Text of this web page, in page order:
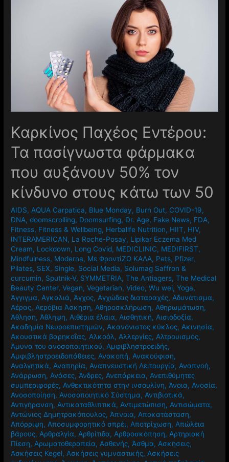
Καρκίνος Παχέος Εντέρου:
Τα πασίγνωστα φάρμακα
που αυξάνουν 50% τον
κίνδυνο στους κάτω των 50
AIDS ,AQUA Carpatica,Blue Monday, Burn Out, COVID-19,
DNA,doomscrolling,Doomsurfing,Dr. Age,Fake News ,FDA
Fitness,Fitness & Wellbeing, Herbalife Nutrition,HIIT,HIV
INTERAMERICAN,La Roche-Posay,Lipikar Eczema Med
Cream,Lockdown,Long Covid, MEDICLINIC,MEDIFIRST
Mindfulness, Moderna,Mε ΦροντίΖΩ ΚΑΛΑ,Pets,Pfizer
Pilates,SEX,Single, Social Media, Solumag Saffron &
curcumin,Sputnik-V,SYMMETRIA, The Antiagers, The Medical
Beauty Center,Vegan,Vegetarian,Video,Wu wei,Yoga,
Άγγιγμα,Αγκαλιά,Άγχος ,Αγχώδεις διαταραχές,Αδυνάτισμα
Αέρας,Αερόβια Άσκηση, Αθηροσκλήρωση, Αθηρωμάτωση
Άθληση,Άθληψη,Αιθέρια έλαια,Αισθητική ,Αισιοδοξία,
Ακαδημία Νευροεπιστημών,Ακανόνιστος κύκλος,Ακινησία
Ακουστικά βαρηκοΐας,Αλκοόλ,Αλλεργίες,Αλτρουισμός
Άμυνα του ανοσοποιητικού,Αμφιβληστροειδής,
Αμφιβληστροειδοπάθειες,Ανακοπή,Ανακούφιση,
Αναλγητικά ,Αναπηρία,Αναπνευστική Λειτουργία,Αναπνοή
Ανάρρωση,Ανάσες,Άνδρες,Ανεπάρκεια,Ανεπιθύμητες
συμπεριφορές ,Ανθεκτικότητα στην ινσουλίνη,Άνοια
Ανοσοποίηση ,Ανοσοποιητικό Σύστημα,Αντιβιοτικά,
Αντιγήρανση,Αντικαταθλιπτικά,Αντιμετώπιση,Αντισώματα
Αντώνιος Δημητρακόπουλος ,Άπνοια,Αποκατάσταση,
Απόρριψη,Αποσυμφορητικό σπρέι,Αποτρίχωση,Απώλεια
βάρους,Αρθραλγία,Αρθρίτιδα,Αρθροσκόπηση,Αρτηριακή
Πίεση,Αρωματοθεραπεία, Ασθενής,Άσθμα,Ασκήσεις